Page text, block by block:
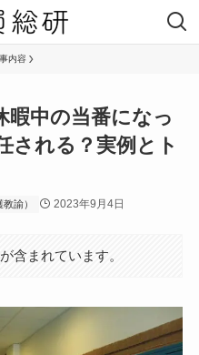
内容
暇中の当番になっ
される？実例とト
諭） 2023年9月4日
含まれています。